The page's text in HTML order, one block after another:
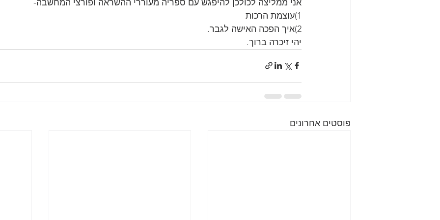
אני ממליצה לכולכן להיפגש עם ספריה מעוררי ההשראה ופורצי המחשבה-
1)עוצמת הרכות
2)איך הפכה האישה לגבר.
יהי זיכרה ברוך.
פוסטים אחרונים